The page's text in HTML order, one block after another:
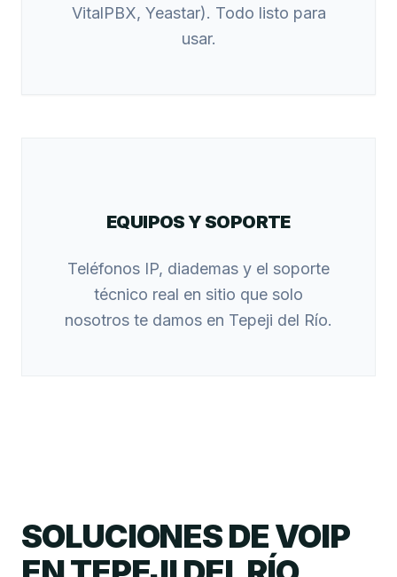
VitalPBX, Yeastar). Todo listo para
usar.
EQUIPOS Y SOPORTE
Teléfonos IP, diademas y el soporte
técnico real en sitio que solo
nosotros te damos en Tepeji del Río.
SOLUCIONES DE VOIP